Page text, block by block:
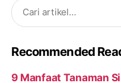
Search
for:
Recommended
9 Manfaat Tanaman